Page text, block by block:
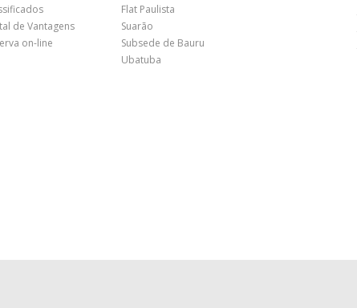
de Vantagens
on-line
Flat Paulista
Suarão
Subsede de Bauru
Ubatuba